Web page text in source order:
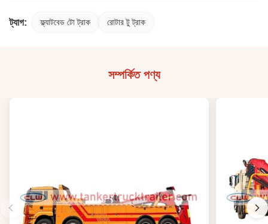
ট্যাগ: ফ্ল্যাটবেড টো ট্রাক রোটার টু ট্রাক
সম্পর্কিত পণ্য